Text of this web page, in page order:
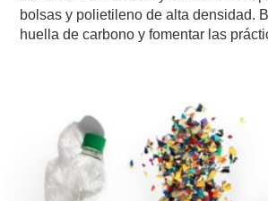
bolsas y polietileno de alta densidad.
huella de carbono y fomentar las